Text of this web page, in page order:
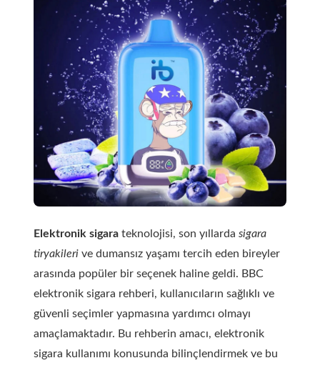
Elektronik sigara teknolojisi, son yıllarda sigara
tiryakileri ve dumansız yaşamı tercih eden bireyler
arasında popüler bir seçenek haline geldi. BBC
elektronik sigara rehberi, kullanıcıların sağlıklı ve
güvenli seçimler yapmasına yardımcı olmayı
amaçlamaktadır. Bu rehberin amacı, elektronik
sigara kullanımı konusunda bilinçlendirmek ve bu